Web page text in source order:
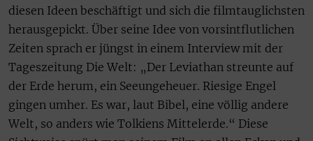
diesen Ideen beschäftigt und sich die filmtauglichsten
herausgepickt. Über seine Idee von vorsintflutlichen
Zeiten sprach er jüngst in einem Interview mit der
Tageszeitung Die Welt: „Der Leviathan streunte auf
der Erde herum, ein Seeungeheuer. Riesige Engel
gingen umher. Es war, laut Bibel, eine völlig andere
Welt, so anders wie Tolkiens Mittelerde.“ Diese